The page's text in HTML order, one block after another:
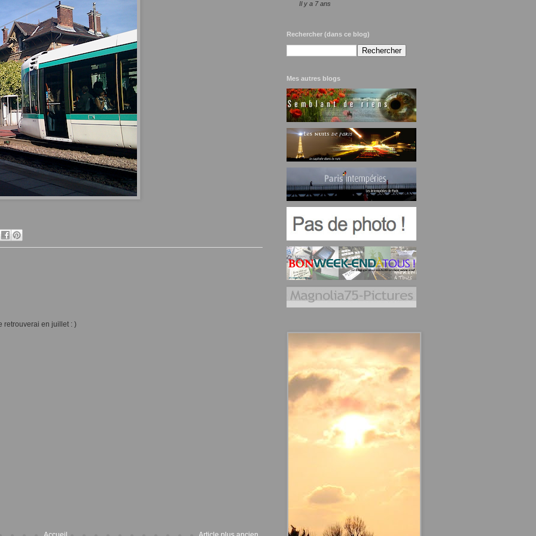
retrouverai en juillet : )
Il y a 7 ans
Rechercher (dans ce blog)
Mes autres blogs